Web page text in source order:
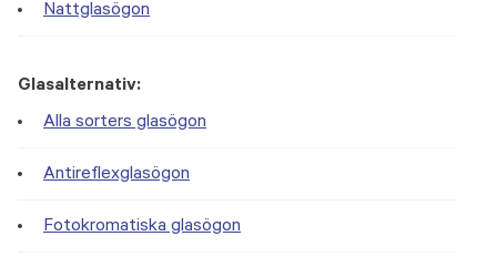
Nattglasögon
Glasalternativ:
Alla sorters glasögon
Antireflexglasögon
Fotokromatiska glasögon